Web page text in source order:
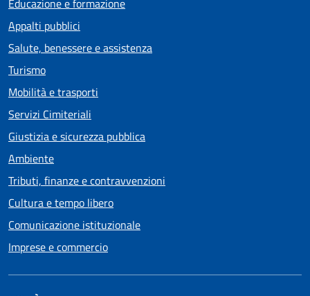
Appalti pubblici
Salute, benessere e assistenza
Turismo
Mobilità e trasporti
Servizi Cimiteriali
Giustizia e sicurezza pubblica
Ambiente
Tributi, finanze e contravvenzioni
Cultura e tempo libero
Comunicazione istituzionale
Imprese e commercio